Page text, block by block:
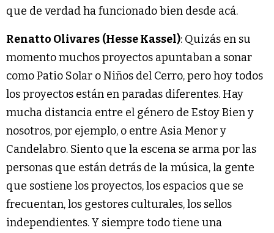
que de verdad ha funcionado bien desde acá.
Renatto Olivares (Hesse Kassel): Quizás en su
momento muchos proyectos apuntaban a sonar
como Patio Solar o Niños del Cerro, pero hoy todos
los proyectos están en paradas diferentes. Hay
mucha distancia entre el género de Estoy Bien y
nosotros, por ejemplo, o entre Asia Menor y
Candelabro. Siento que la escena se arma por las
personas que están detrás de la música, la gente
que sostiene los proyectos, los espacios que se
frecuentan, los gestores culturales, los sellos
independientes. Y siempre todo tiene una